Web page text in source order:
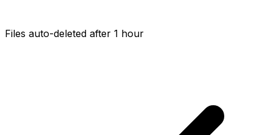
Files auto-deleted after 1 hour